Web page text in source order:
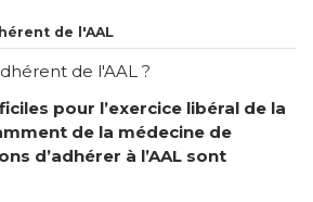
de l'AAL
de l'AAL ?
pour l’exercice libéral de la
de la médecine de
d’adhérer à l’AAL sont